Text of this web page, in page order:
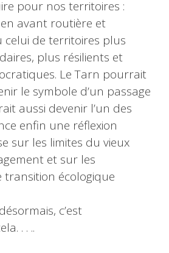
pour nos territoires :
avant routière et
celui de territoires plus
plus résilients et
Le Tarn pourrait
le symbole d’un passage
aussi devenir l’un des
enfin une réflexion
sur les limites du vieux
et sur les
transition écologique
c’est
. . ..